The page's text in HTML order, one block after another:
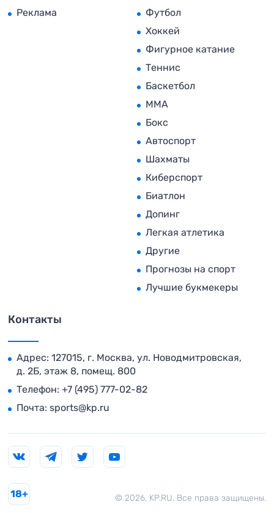
Реклама
Футбол
Хоккей
Фигурное катание
Теннис
Баскетбол
MMA
Бокс
Автоспорт
Шахматы
Киберспорт
Биатлон
Допинг
Легкая атлетика
Другие
Прогнозы на спорт
Лучшие букмекеры
Контакты
Адрес: 127015, г. Москва, ул. Новодмитровская,
д. 2Б, этаж 8, помещ. 800
Телефон: +7 (495) 777-02-82
Почта: sports@kp.ru
© 2026. KP.RU. Все права защищены.
18+